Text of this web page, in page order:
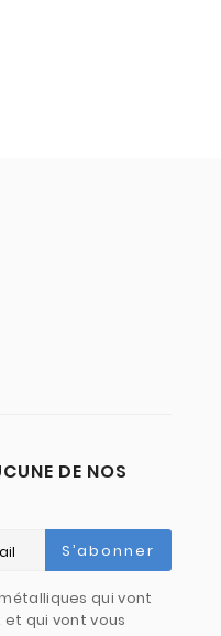
DE NOS
S’abonner
qui vont
qui vont vous